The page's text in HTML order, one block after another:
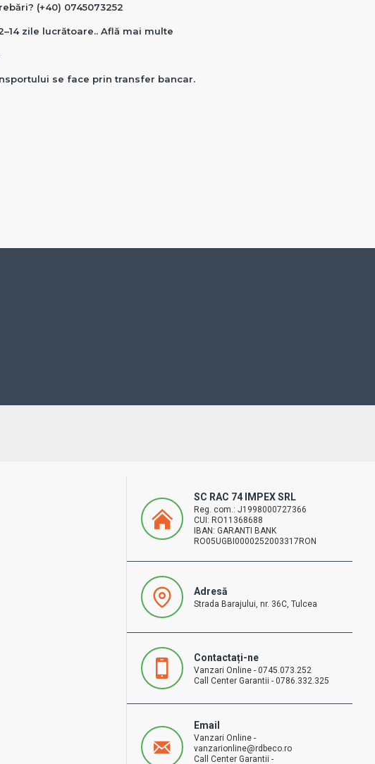
(+40) 0745073252
zile lucrătoare.. Află mai multe
se face prin transfer bancar.
SC RAC 74 IMPEX SRL
Reg. com.: J1998000727366
CUI: RO11368688
IBAN: GARANTI BANK
RO05UGBI0000252003317RON
Adresă
Strada Barajului, nr. 36C, Tulcea
Contactați-ne
Vanzari Online - 0745.073.252
Call Center Garantii - 0786.332.325
Email
Vanzari Online -
vanzarionline@rdbeco.ro
Call Center Garantii -